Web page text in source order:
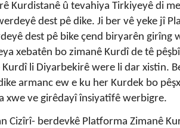
Kurdistanê û tevahiya Tirkiyeyê di
dest pê dike. Ji ber vê yeke jî
dest pê bike çend biryarên girîng
xebatên bo zimanê Kurdî de tê
Kurdî li Diyarbekirê were li dar xistin.
armanc ew e ku her Kurdek bo
xwe ve girêdayî însiyatîfê werbigre.
Cizîrî- berdevkê Platforma Zimanê